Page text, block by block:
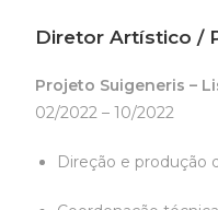
Diretor Artístico /
Projeto Suigeneris –
02/2022 – 10/2022
Direção e produção